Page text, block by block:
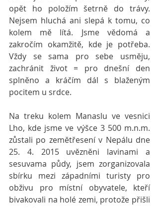
opět ho položím šetrně do trávy.
Nejsem hluchá ani slepá k tomu, co
kolem mě lítá. Jsme vědomá a
zakročím okamžitě, kde je potřeba.
Vždy se sama pro sebe usměju,
zachránit život = pro dnešní den
splněno a kráčím dál s blaženým
pocitem u srdce.
Na treku kolem Manaslu ve vesnici
Lho, kde jsme ve výšce 3 500 m.n.m.
zůstali po zemětřesení v Nepálu dne
25. 4. 2015 uvězněni lavinami a
sesuvama půdy, jsem zorganizovala
sbírku mezi západními turisty pro
obživu pro místní obyvatele, kteří
bivakovali na holé zemi, protože přišli